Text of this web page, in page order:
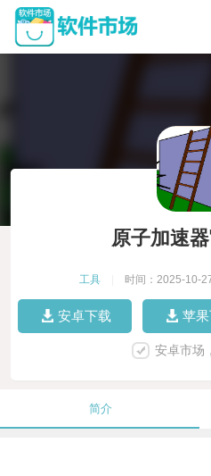
原子加速
工具 时间：2025-10-
安卓下载 苹
安卓市场
简介